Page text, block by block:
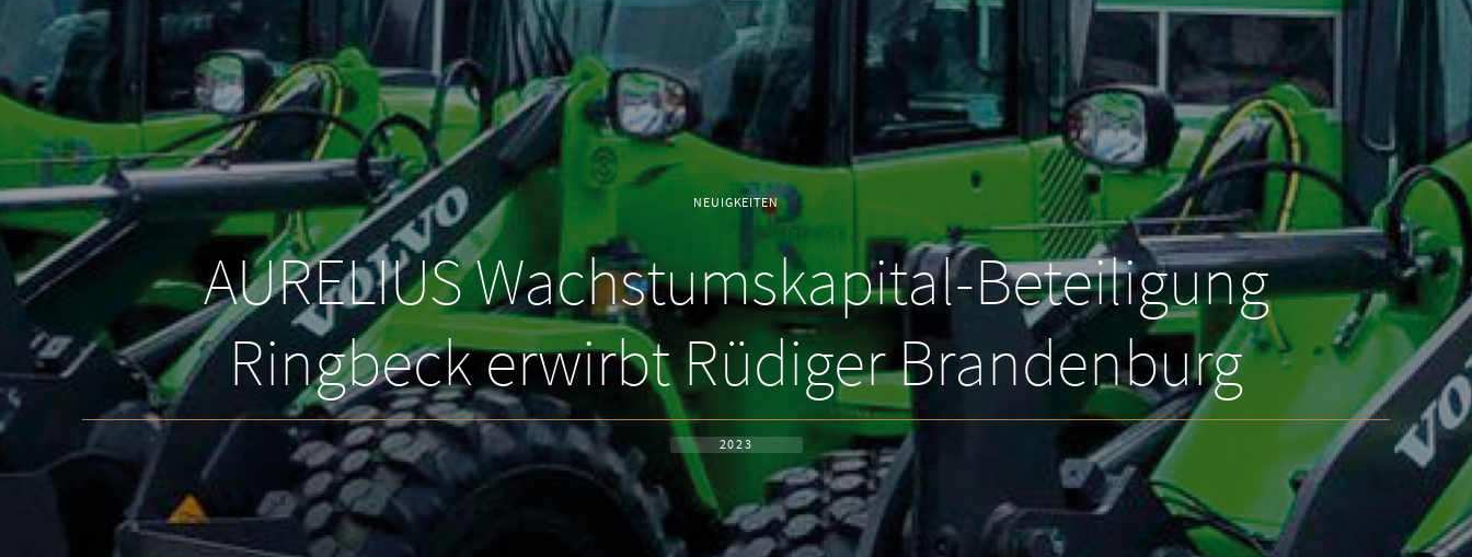
NEUIGKEITEN
AURELIUS Wachstumskapital-Beteiligung
Ringbeck erwirbt Rüdiger Brandenburg
2023